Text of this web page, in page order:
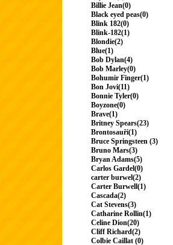
Billie Jean(0)
Black eyed peas(0)
Blink 182(0)
Blink-182(1)
Blondie(2)
Blue(1)
Bob Dylan(4)
Bob Marley(0)
Bohumir Finger(1)
Bon Jovi(11)
Bonnie Tyler(0)
Boyzone(0)
Brave(1)
Britney Spears(23)
Brontosauři(1)
Bruce Springsteen (3)
Bruno Mars(3)
Bryan Adams(5)
Carlos Gardel(0)
carter burwel(2)
Carter Burwell(1)
Cascada(2)
Cat Stevens(3)
Catharine Rollin(1)
Celine Dion(20)
Cliff Richard(2)
Colbie Caillat (0)